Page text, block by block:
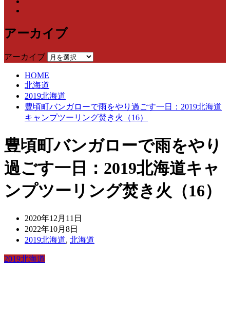
アーカイブ
アーカイブ
HOME
北海道
2019北海道
豊頃町バンガローで雨をやり過ごす一日：2019北海道
キャンプツーリング焚き火（16）
豊頃町バンガローで雨をやり
過ごす一日：2019北海道キャ
ンプツーリング焚き火（16）
2020年12月11日
2022年10月8日
2019北海道, 北海道
2019北海道